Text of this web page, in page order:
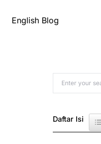
English Blog
Search for:
Daftar Isi